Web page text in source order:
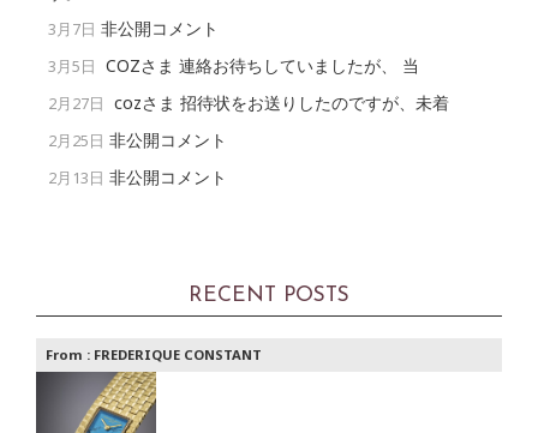
3月7日 非公開コメント
3月5日 COZさま 連絡お待ちしていましたが、 当
2月27日 cozさま 招待状をお送りしたのですが、未着
2月25日 非公開コメント
2月13日 非公開コメント
RECENT POSTS
From : FREDERIQUE CONSTANT